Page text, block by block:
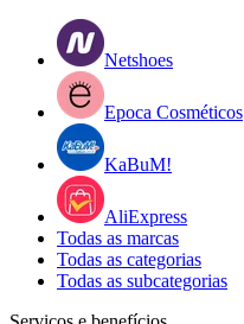
Netshoes
Epoca Cosméticos
KaBuM!
AliExpress
Todas as marcas
Todas as categorias
Todas as subcategorias